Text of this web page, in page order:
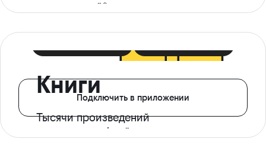
ограничений*
Книги
Тысячи произведений
с доступом офлайн
Подключить в приложении